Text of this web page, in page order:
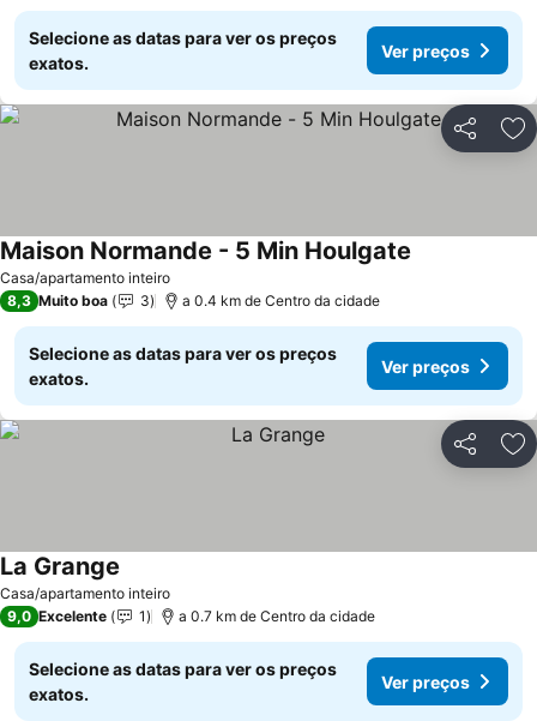
Selecione as datas para ver os preços
exatos.
Ver preços
Partilhar
Casa/apartamento inteiro
Maison Normande - 5 Min Houlgate
8,3 Muito boa 3 a 0.4 km de Centro da cidade
Selecione as datas para ver os preços
exatos.
Ver preços
Partilhar
Casa/apartamento inteiro
La Grange
9,0 Excelente 1 a 0.7 km de Centro da cidade
Selecione as datas para ver os preços
exatos.
Ver preços